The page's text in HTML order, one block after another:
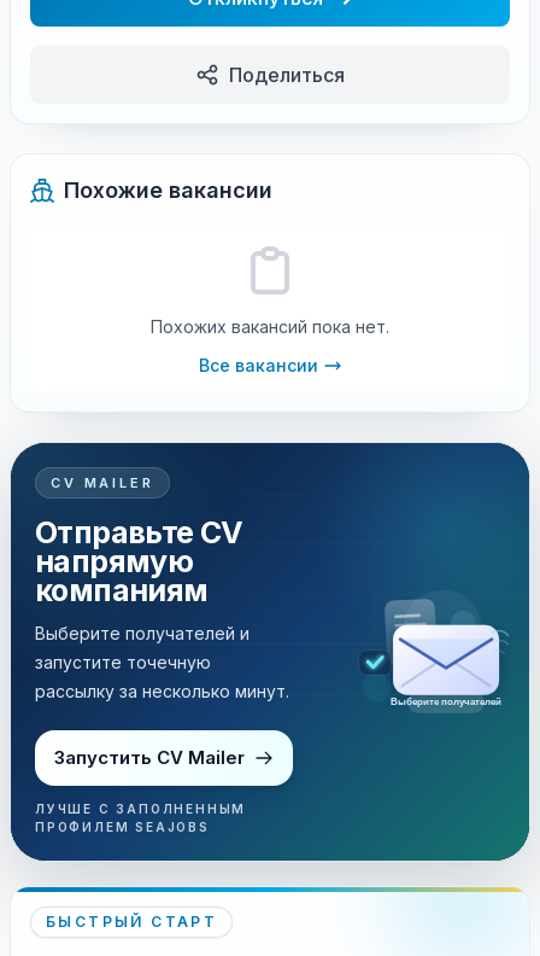
Поделиться
Похожие вакансии
Похожих вакансий пока нет.
Все вакансии
CV MAILER
Отправьте CV
напрямую
компаниям
Выберите получателей и
запустите точечную
рассылку за несколько минут.
Запустить CV Mailer
ЛУЧШЕ С ЗАПОЛНЕННЫМ
ПРОФИЛЕМ SEAJOBS
Выберите получателей
БЫСТРЫЙ СТАРТ